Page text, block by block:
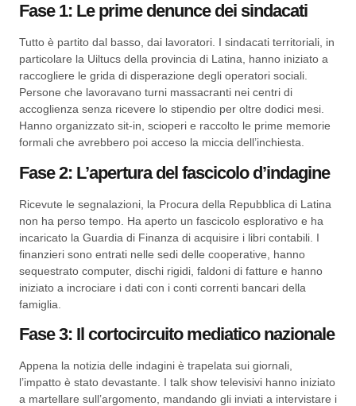
Fase 1: Le prime denunce dei sindacati
Tutto è partito dal basso, dai lavoratori. I sindacati territoriali, in
particolare la Uiltucs della provincia di Latina, hanno iniziato a
raccogliere le grida di disperazione degli operatori sociali.
Persone che lavoravano turni massacranti nei centri di
accoglienza senza ricevere lo stipendio per oltre dodici mesi.
Hanno organizzato sit-in, scioperi e raccolto le prime memorie
formali che avrebbero poi acceso la miccia dell’inchiesta.
Fase 2: L’apertura del fascicolo d’indagine
Ricevute le segnalazioni, la Procura della Repubblica di Latina
non ha perso tempo. Ha aperto un fascicolo esplorativo e ha
incaricato la Guardia di Finanza di acquisire i libri contabili. I
finanzieri sono entrati nelle sedi delle cooperative, hanno
sequestrato computer, dischi rigidi, faldoni di fatture e hanno
iniziato a incrociare i dati con i conti correnti bancari della
famiglia.
Fase 3: Il cortocircuito mediatico nazionale
Appena la notizia delle indagini è trapelata sui giornali,
l’impatto è stato devastante. I talk show televisivi hanno iniziato
a martellare sull’argomento, mandando gli inviati a intervistare i